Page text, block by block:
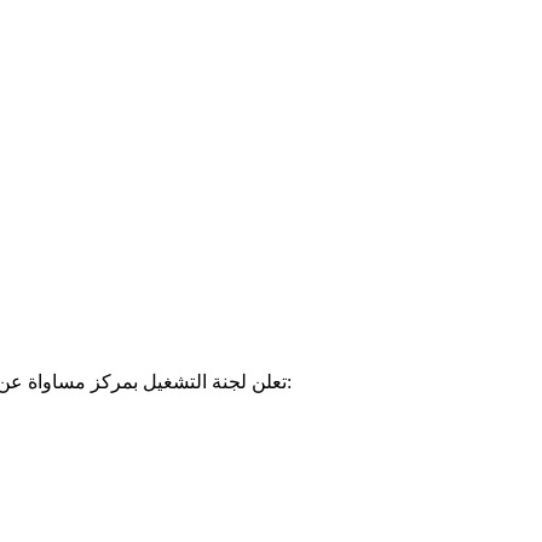
تعلن لجنة التشغيل بمركز مساواة عن فتح باب الترشح لوظيفة منسق/ة برامج المرافعة البرلمانية والقانونية في مركز مساواة. للتفاصيل يمكن متابعة الاعلان المرفق على الرابط: